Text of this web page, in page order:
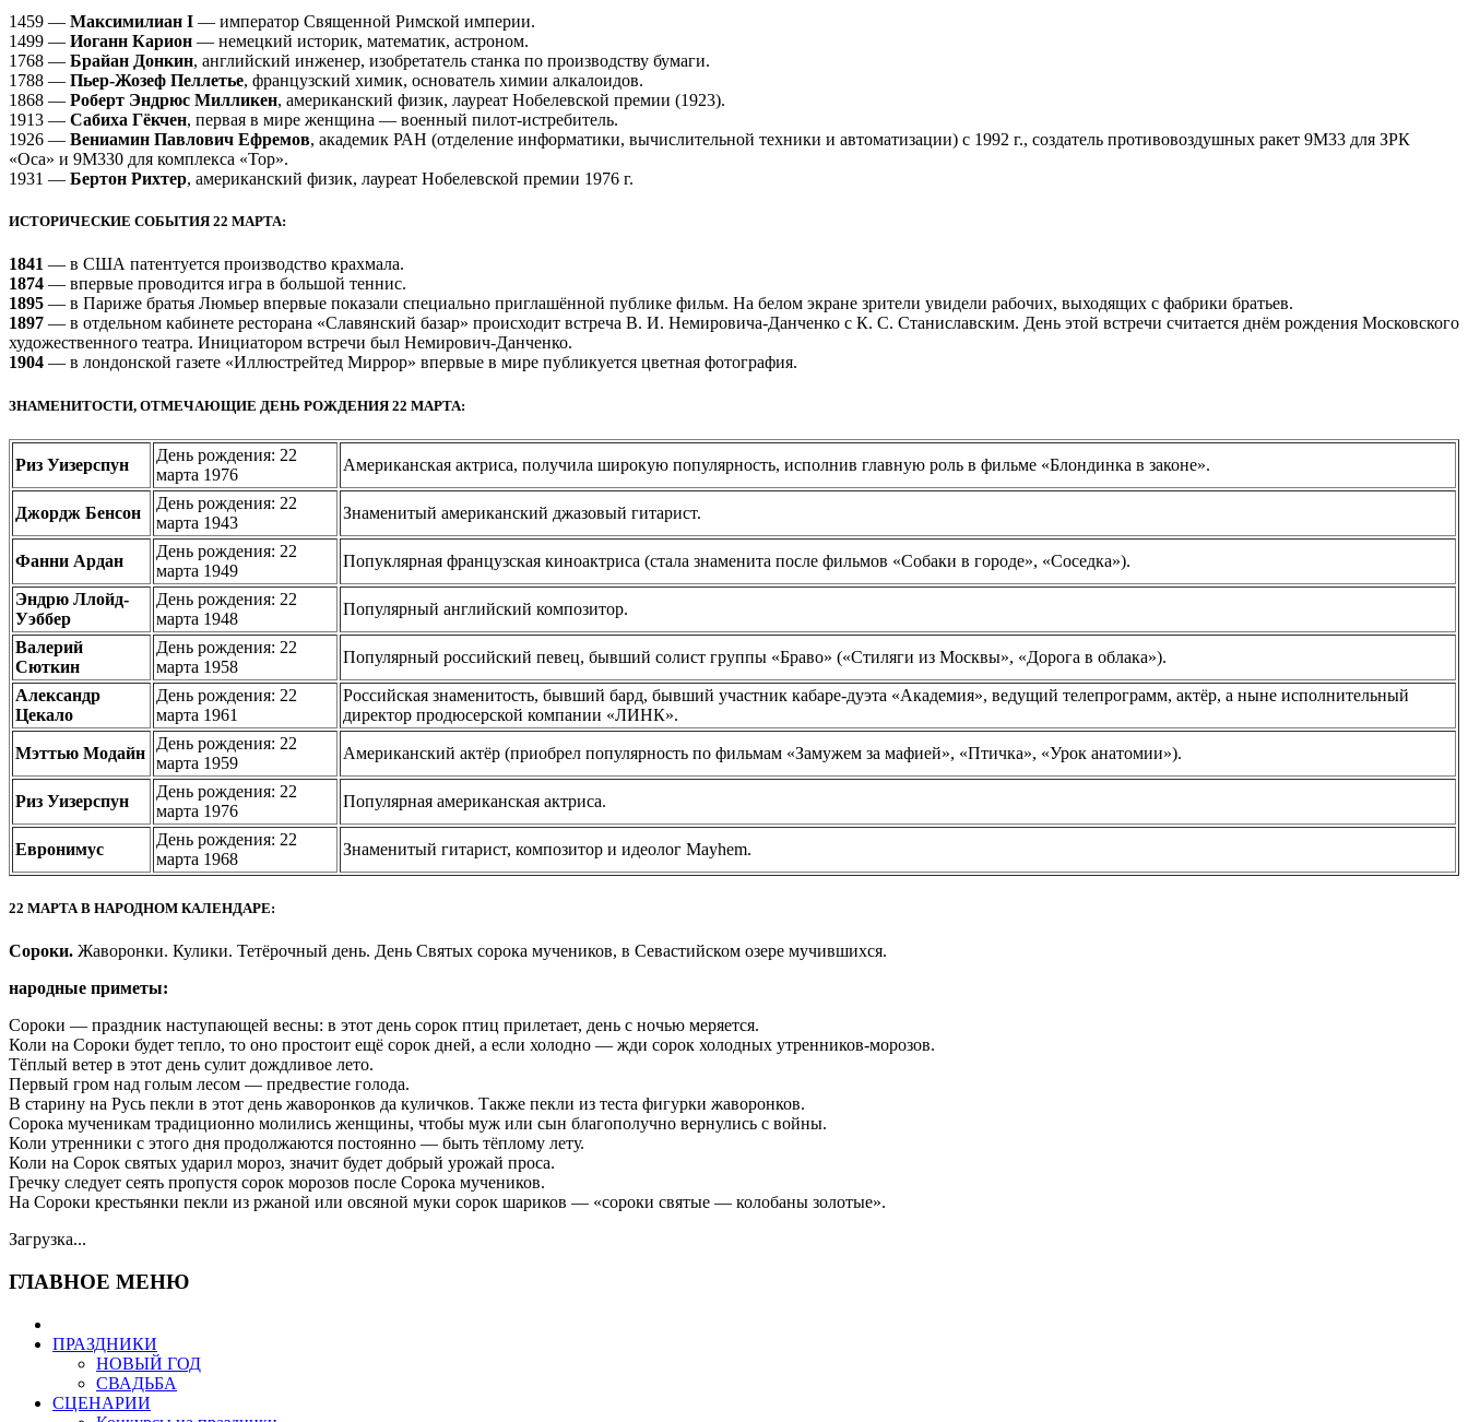
1459 — Максимилиан I — император Священной Римской империи.
1499 — Иоганн Карион — немецкий историк, математик, астроном.
1768 — Брайан Донкин, английский инженер, изобретатель станка по производству бумаги.
1788 — Пьер-Жозеф Пеллетье, французский химик, основатель химии алкалоидов.
1868 — Роберт Эндрюс Милликен, американский физик, лауреат Нобелевской премии (1923).
1913 — Сабиха Гёкчен, первая в мире женщина — военный пилот-истребитель.
1926 — Вениамин Павлович Ефремов, академик РАН (отделение информатики, вычислительной техники и автоматизации) с 1992 г., создатель противовоздушных ракет 9М33 для ЗРК
«Оса» и 9М330 для комплекса «Тор».
1931 — Бертон Рихтер, американский физик, лауреат Нобелевской премии 1976 г.
ИСТОРИЧЕСКИЕ СОБЫТИЯ 22 МАРТА:
1841 — в США патентуется производство крахмала.
1874 — впервые проводится игра в большой теннис.
1895 — в Париже братья Люмьер впервые показали специально приглашённой публике фильм. На белом экране зрители увидели рабочих, выходящих с фабрики братьев.
1897 — в отдельном кабинете ресторана «Славянский базар» происходит встреча В. И. Немировича-Данченко с К. С. Станиславским. День этой встречи считается днём рождения Московского
художественного театра. Инициатором встречи был Немирович-Данченко.
1904 — в лондонской газете «Иллюстрейтед Миррор» впервые в мире публикуется цветная фотография.
ЗНАМЕНИТОСТИ, ОТМЕЧАЮЩИЕ ДЕНЬ РОЖДЕНИЯ 22 МАРТА:
Риз Уизерспун
День рождения: 22
марта 1976
Американская актриса, получила широкую популярность, исполнив главную роль в фильме «Блондинка в законе».
Джордж Бенсон
День рождения: 22
марта 1943
Знаменитый американский джазовый гитарист.
Фанни Ардан
День рождения: 22
марта 1949
Попуклярная французская киноактриса (стала знаменита после фильмов «Собаки в городе», «Соседка»).
Эндрю Ллойд-
Уэббер
День рождения: 22
марта 1948
Популярный английский композитор.
Валерий
Сюткин
День рождения: 22
марта 1958
Популярный российский певец, бывший солист группы «Браво» («Стиляги из Москвы», «Дорога в облака»).
Александр
Цекало
День рождения: 22
марта 1961
Российская знаменитость, бывший бард, бывший участник кабаре-дуэта «Академия», ведущий телепрограмм, актёр, а ныне исполнительный
директор продюсерской компании «ЛИНК».
Мэттью Модайн
День рождения: 22
марта 1959
Американский актёр (приобрел популярность по фильмам «Замужем за мафией», «Птичка», «Урок анатомии»).
Риз Уизерспун
День рождения: 22
марта 1976
Популярная американская актриса.
Евронимус
День рождения: 22
марта 1968
Знаменитый гитарист, композитор и идеолог Mayhem.
22 МАРТА В НАРОДНОМ КАЛЕНДАРЕ:
Сороки. Жаворонки. Кулики. Тетёрочный день. День Святых сорока мучеников, в Севастийском озере мучившихся.
народные приметы:
Сороки — праздник наступающей весны: в этот день сорок птиц прилетает, день с ночью меряется.
Коли на Сороки будет тепло, то оно простоит ещё сорок дней, а если холодно — жди сорок холодных утренников-морозов.
Тёплый ветер в этот день сулит дождливое лето.
Первый гром над голым лесом — предвестие голода.
В старину на Русь пекли в этот день жаворонков да куличков. Также пекли из теста фигурки жаворонков.
Сорока мученикам традиционно молились женщины, чтобы муж или сын благополучно вернулись с войны.
Коли утренники с этого дня продолжаются постоянно — быть тёплому лету.
Коли на Сорок святых ударил мороз, значит будет добрый урожай проса.
Гречку следует сеять пропустя сорок морозов после Сорока мучеников.
На Сороки крестьянки пекли из ржаной или овсяной муки сорок шариков — «сороки святые — колобаны золотые».
Загрузка...
ГЛАВНОЕ МЕНЮ
ПРАЗДНИКИ
НОВЫЙ ГОД
СВАДЬБА
СЦЕНАРИИ